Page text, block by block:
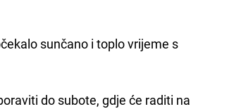
sunčano i toplo vrijeme s
do subote, gdje će raditi na